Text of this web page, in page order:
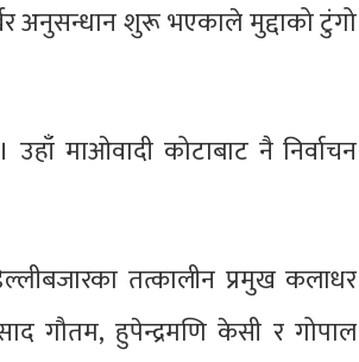
अनुसन्धान शुरू भएकाले मुद्दाको टुंगो
माओवादी कोटाबाट नै निर्वाचन
तत्कालीन प्रमुख कलाधर
गौतम, हुपेन्द्रमणि केसी र गोपाल